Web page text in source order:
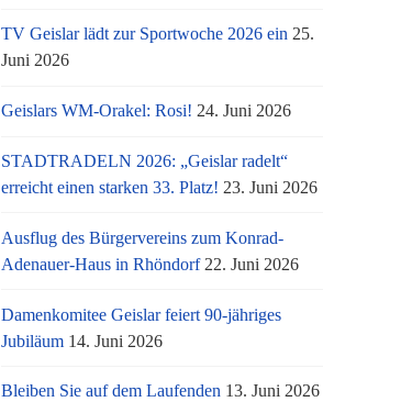
TV Geislar lädt zur Sportwoche 2026 ein 25.
Juni 2026
Geislars WM-Orakel: Rosi! 24. Juni 2026
STADTRADELN 2026: „Geislar radelt“
erreicht einen starken 33. Platz! 23. Juni 2026
Ausflug des Bürgervereins zum Konrad-
Adenauer-Haus in Rhöndorf 22. Juni 2026
Damenkomitee Geislar feiert 90-jähriges
Jubiläum 14. Juni 2026
Bleiben Sie auf dem Laufenden 13. Juni 2026